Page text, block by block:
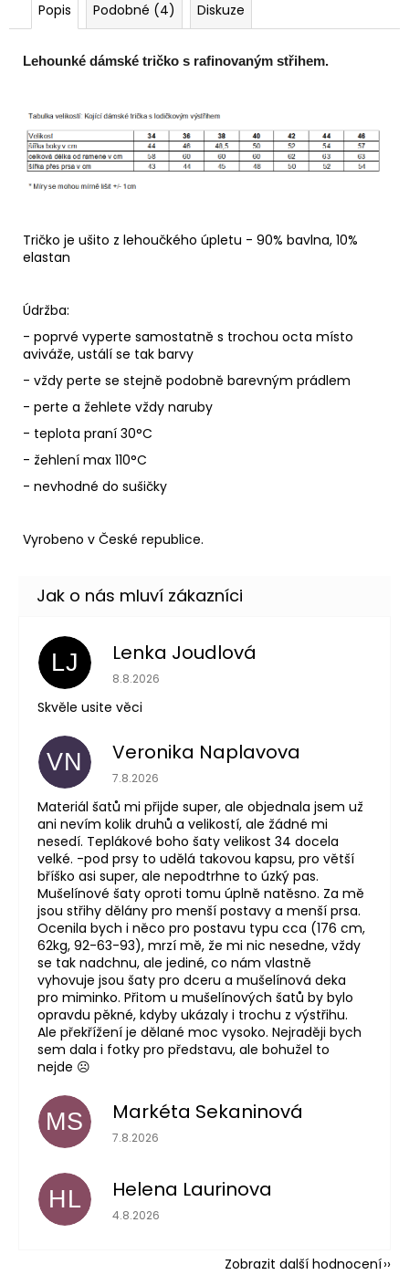
Popis Podobné (4) Diskuze
Lehounké dámské tričko s rafinovaným střihem.
Tričko je ušito z lehoučkého úpletu - 90% bavlna, 10%
elastan
Údržba:
- poprvé vyperte samostatně s trochou octa místo
aviváže, ustálí se tak barvy
- vždy perte se stejně podobně barevným prádlem
- perte a žehlete vždy naruby
- teplota praní 30°C
- žehlení max 110°C
- nevhodné do sušičky
Vyrobeno v České republice.
LJ Lenka Joudlová
Hodnocení obchodu je 5 z 5 hvězdiček.
8.8.2026
Skvěle usite věci
VN Veronika Naplavova
Hodnocení obchodu je 4 z 5 hvězdiček.
7.8.2026
Materiál šatů mi přijde super, ale objednala jsem už
ani nevím kolik druhů a velikostí, ale žádné mi
nesedí. Teplákové boho šaty velikost 34 docela
velké. -pod prsy to udělá takovou kapsu, pro větší
bříško asi super, ale nepodtrhne to úzký pas.
Mušelínové šaty oproti tomu úplně natěsno. Za mě
jsou střihy dělány pro menší postavy a menší prsa.
Ocenila bych i něco pro postavu typu cca (176 cm,
62kg, 92-63-93), mrzí mě, že mi nic nesedne, vždy
se tak nadchnu, ale jediné, co nám vlastně
vyhovuje jsou šaty pro dceru a mušelínová deka
pro miminko. Přitom u mušelínových šatů by bylo
opravdu pěkné, kdyby ukázaly i trochu z výstřihu.
Ale překřížení je dělané moc vysoko. Nejraději bych
sem dala i fotky pro představu, ale bohužel to
nejde ☹️
MS Markéta Sekaninová
Hodnocení obchodu je 5 z 5 hvězdiček.
7.8.2026
HL Helena Laurinova
Hodnocení obchodu je 5 z 5 hvězdiček.
4.8.2026
Zobrazit další hodnocení